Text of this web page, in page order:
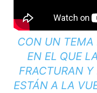
CON UN TEMA
EN EL QUE
FRACTURAN
ESTÁN A LA